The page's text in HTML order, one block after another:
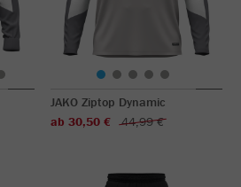
JAKO Ziptop Dynamic
ab 30,50 €
44,99 €